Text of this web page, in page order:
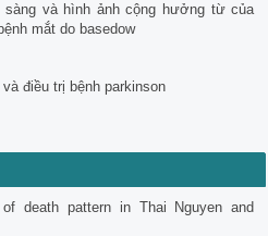
sàng và hình ảnh cộng hưởng từ của
mắt do basedow
điều trị bệnh parkinson
death pattern in Thai Nguyen and